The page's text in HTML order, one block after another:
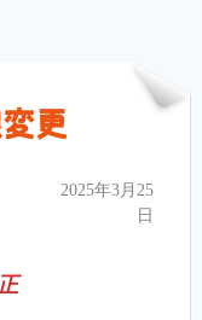
更
2025年3月25
日